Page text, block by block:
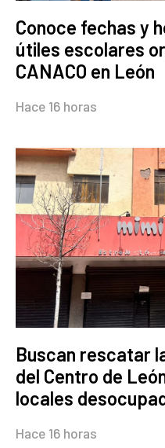
Conoce fechas y
útiles escolares
CANACO en León
Hace 16 horas
Buscan rescatar
del Centro de
locales
Hace 16 horas